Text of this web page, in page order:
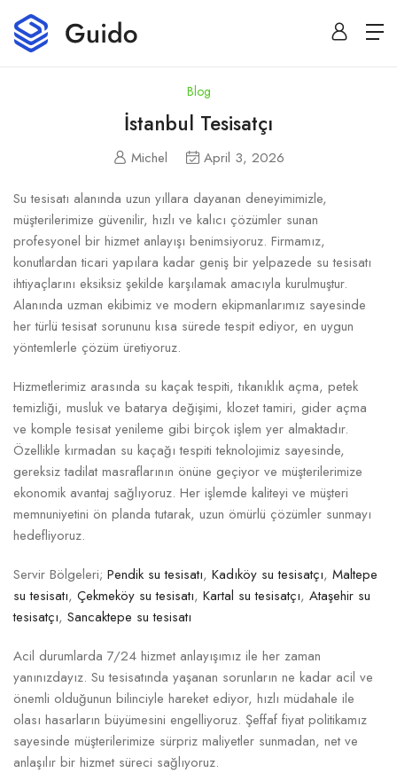
Blog
İstanbul Tesisatçı
Michel April 3, 2026
Su tesisatı alanında uzun yıllara dayanan deneyimimizle,
müşterilerimize güvenilir, hızlı ve kalıcı çözümler sunan
profesyonel bir hizmet anlayışı benimsiyoruz. Firmamız,
konutlardan ticari yapılara kadar geniş bir yelpazede su tesisatı
ihtiyaçlarını eksiksiz şekilde karşılamak amacıyla kurulmuştur.
Alanında uzman ekibimiz ve modern ekipmanlarımız sayesinde
her türlü tesisat sorununu kısa sürede tespit ediyor, en uygun
yöntemlerle çözüm üretiyoruz.
Hizmetlerimiz arasında su kaçak tespiti, tıkanıklık açma, petek
temizliği, musluk ve batarya değişimi, klozet tamiri, gider açma
ve komple tesisat yenileme gibi birçok işlem yer almaktadır.
Özellikle kırmadan su kaçağı tespiti teknolojimiz sayesinde,
gereksiz tadilat masraflarının önüne geçiyor ve müşterilerimize
ekonomik avantaj sağlıyoruz. Her işlemde kaliteyi ve müşteri
memnuniyetini ön planda tutarak, uzun ömürlü çözümler sunmayı
hedefliyoruz.
Servir Bölgeleri; Pendik su tesisatı, Kadıköy su tesisatçı, Maltepe
su tesisatı, Çekmeköy su tesisatı, Kartal su tesisatçı, Ataşehir su
tesisatçı, Sancaktepe su tesisatı
Acil durumlarda 7/24 hizmet anlayışımız ile her zaman
yanınızdayız. Su tesisatında yaşanan sorunların ne kadar acil ve
önemli olduğunun bilinciyle hareket ediyor, hızlı müdahale ile
olası hasarların büyümesini engelliyoruz. Şeffaf fiyat politikamız
sayesinde müşterilerimize sürpriz maliyetler sunmadan, net ve
anlaşılır bir hizmet süreci sağlıyoruz.